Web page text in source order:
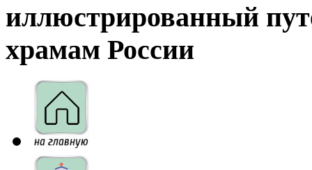
иллюстрированный
храмам России